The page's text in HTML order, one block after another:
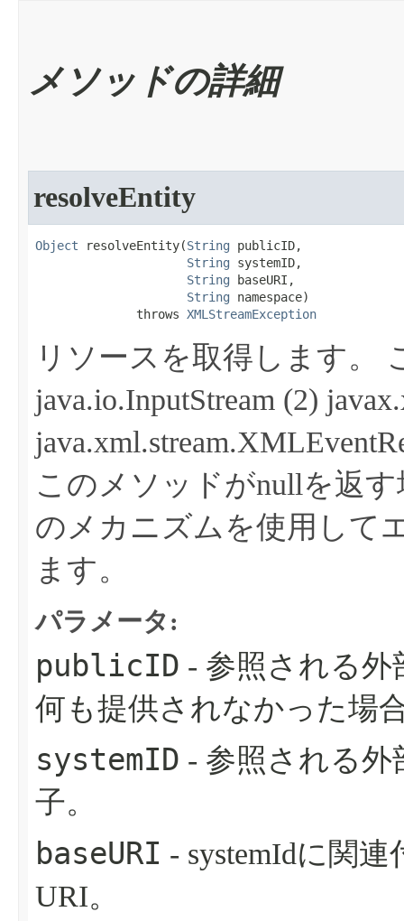
メソッドの詳細
resolveEntity
Object resolveEntity​(String publicID,
String systemID,
String baseURI,
String namespace)
              throws
XMLStreamException
リソースを取得します。
java.io.InputStream (2)
このメソッドがnullを返
のメカニズムを使用して
ます。
パラメータ:
publicID - 参照される
何も提供されなかった場
systemID - 参照される
子。
baseURI - systemIdに関
URI。